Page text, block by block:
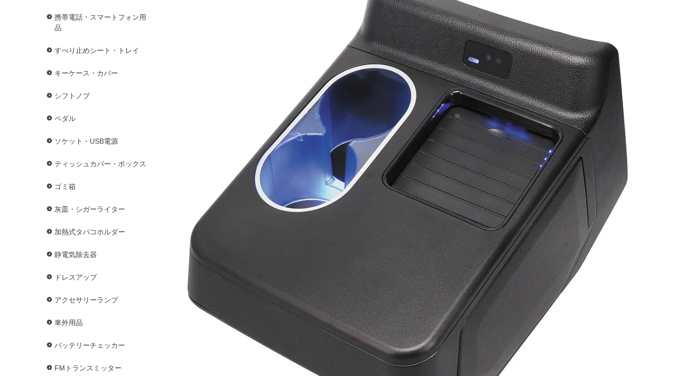
携帯電話・スマートフォン用
品
すべり止めシート・トレイ
キーケース・カバー
シフトノブ
ペダル
ソケット・USB電源
ティッシュカバー・ボックス
ゴミ箱
灰皿・シガーライター
加熱式タバコホルダー
静電気除去器
ドレスアップ
アクセサリーランプ
車外用品
バッテリーチェッカー
FMトランスミッター